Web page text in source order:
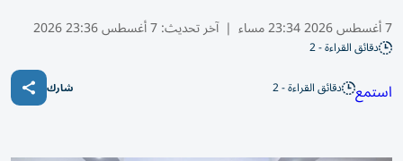
7 أغسطس 2026 23:34 مساء | آخر تحديث:7 أغسطس 23:36 2026
دقائق القراءة - 2
استمع دقائق القراءة - 2 شارك